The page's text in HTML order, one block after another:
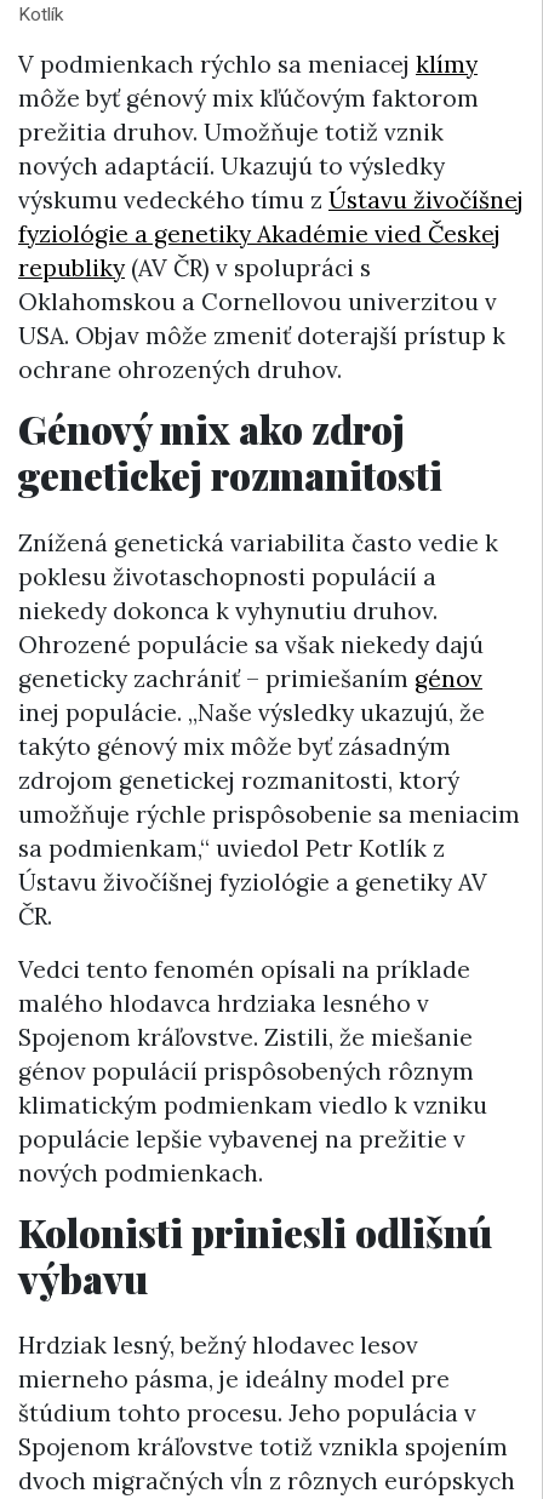
Kotlík
V podmienkach rýchlo sa meniacej klímy
môže byť génový mix kľúčovým faktorom
prežitia druhov. Umožňuje totiž vznik
nových adaptácií. Ukazujú to výsledky
výskumu vedeckého tímu z Ústavu živočíšnej
fyziológie a genetiky Akadémie vied Českej
republiky(AV ČR) v spolupráci s
Oklahomskou a Cornellovou univerzitou v
USA. Objav môže zmeniť doterajší prístup k
ochrane ohrozených druhov.
Génový mix ako zdroj
genetickej rozmanitosti
Znížená genetická variabilita často vedie k
poklesu životaschopnosti populácií a
niekedy dokonca k vyhynutiu druhov.
Ohrozené populácie sa však niekedy dajú
geneticky zachrániť – primiešaním génov
inej populácie. „Naše výsledky ukazujú, že
takýto génový mix môže byť zásadným
zdrojom genetickej rozmanitosti, ktorý
umožňuje rýchle prispôsobenie sa meniacim
sa podmienkam,“ uviedol Petr Kotlík z
Ústavu živočíšnej fyziológie a genetiky AV
ČR.
Vedci tento fenomén opísali na príklade
malého hlodavca hrdziaka lesného v
Spojenom kráľovstve. Zistili, že miešanie
génov populácií prispôsobených rôznym
klimatickým podmienkam viedlo k vzniku
populácie lepšie vybavenej na prežitie v
nových podmienkach.
Kolonisti priniesli odlišnú
výbavu
Hrdziak lesný, bežný hlodavec lesov
mierneho pásma, je ideálny model pre
štúdium tohto procesu. Jeho populácia v
Spojenom kráľovstve totiž vznikla spojením
dvoch migračných vĺn z rôznych európskych